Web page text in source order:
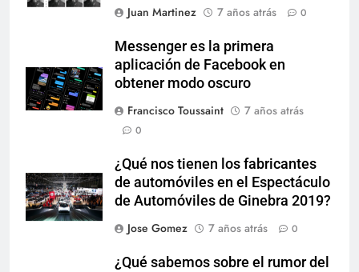
Juan Martinez 7 años atrás 0
Messenger es la primera
aplicación de Facebook en
obtener modo oscuro
Francisco Toussaint
7 años atrás
0
¿Qué nos tienen los fabricantes
de automóviles en el Espectáculo
de Automóviles de Ginebra 2019?
Jose Gomez
7 años atrás 0
¿Qué sabemos sobre el rumor del